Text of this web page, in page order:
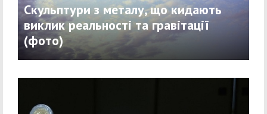
Скульптури з металу, що кидають
виклик реальності та гравітації
(фото)